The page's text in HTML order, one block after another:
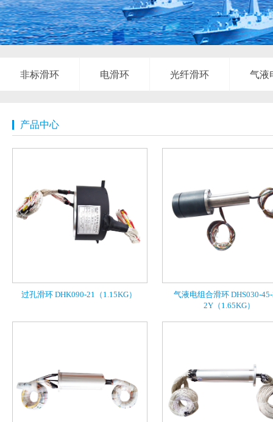
非标滑环 电滑环 光纤滑环 气液
产品中心
过孔滑环 DHK090-21（1.15KG）
气液电组合滑环 DHS030-
2Y（1.65KG）